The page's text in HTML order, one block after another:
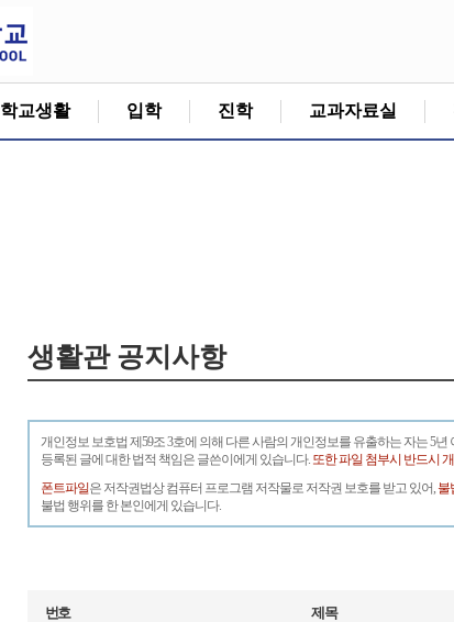
학교생활 입학 진학 교과자료실
생활관 공지사항
개인정보 보호법 제59조 3호에 의해 다른 사람의 개인정보를 유출하는 자는 5
등록된 글에 대한 법적 책임은 글쓴이에게 있습니다. 또한 파일 첨부시 반드시
폰트파일은 저작권법상 컴퓨터 프로그램 저작물로 저작권 보호를 받고 있어, 불
불법 행위를 한 본인에게 있습니다.
번호 제목